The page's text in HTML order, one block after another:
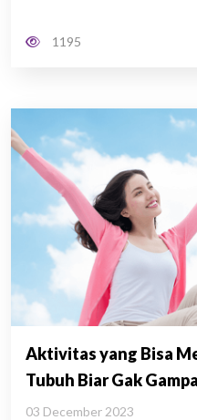
1195
Aktivitas yang Bisa
Tubuh Biar Gak
03 December 2023